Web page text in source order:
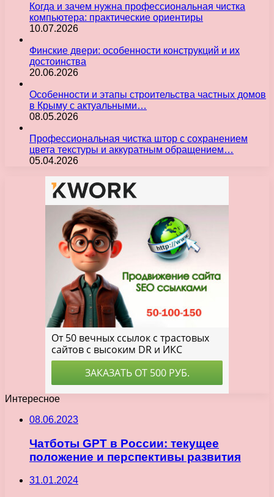
Когда и зачем нужна профессиональная чистка
компьютера: практические ориентиры
10.07.2026
Финские двери: особенности конструкций и их
достоинства
20.06.2026
Особенности и этапы строительства частных домов
в Крыму с актуальными…
08.05.2026
Профессиональная чистка штор с сохранением
цвета текстуры и аккуратным обращением…
05.04.2026
Интересное
08.06.2023
Чатботы GPT в России: текущее
положение и перспективы развития
31.01.2024